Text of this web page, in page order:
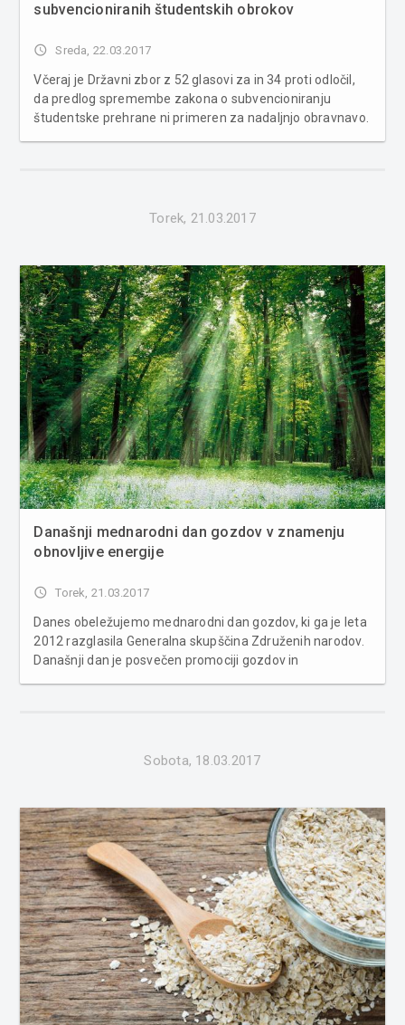
subvencioniranih študentskih obrokov
access_time Sreda, 22.03.2017
Včeraj je Državni zbor z 52 glasovi za in 34 proti odločil,
da predlog spremembe zakona o subvencioniranju
študentske prehrane ni primeren za nadaljnjo obravnavo.
Torek, 21.03.2017
Današnji mednarodni dan gozdov v znamenju
obnovljive energije
access_time Torek, 21.03.2017
Danes obeležujemo mednarodni dan gozdov, ki ga je leta
2012 razglasila Generalna skupščina Združenih narodov.
Današnji dan je posvečen promociji gozdov in
Sobota, 18.03.2017